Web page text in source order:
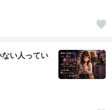
い人ってい